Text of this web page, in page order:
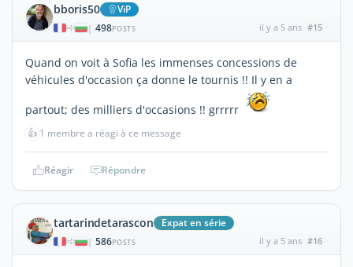
bboris50 ViP
| 498POSTS il y a 5 ans #15
Quand on voit à Sofia les immenses concessions de
véhicules d'occasion ça donne le tournis !! Il y en a
partout; des milliers d'occasions !! grrrrr
👍 1 membre a réagi à ce message
Réagir Répondre
tartarindetarascon Expat en série
| 586POSTS il y a 5 ans #16